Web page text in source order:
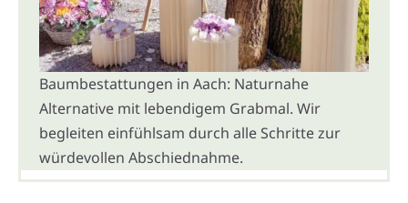
Baumbestattungen in Aach: Naturnahe
Alternative mit lebendigem Grabmal. Wir
begleiten einfühlsam durch alle Schritte zur
würdevollen Abschiednahme.